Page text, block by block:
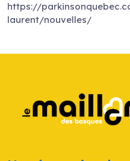
https://
laurent/nouvelles/